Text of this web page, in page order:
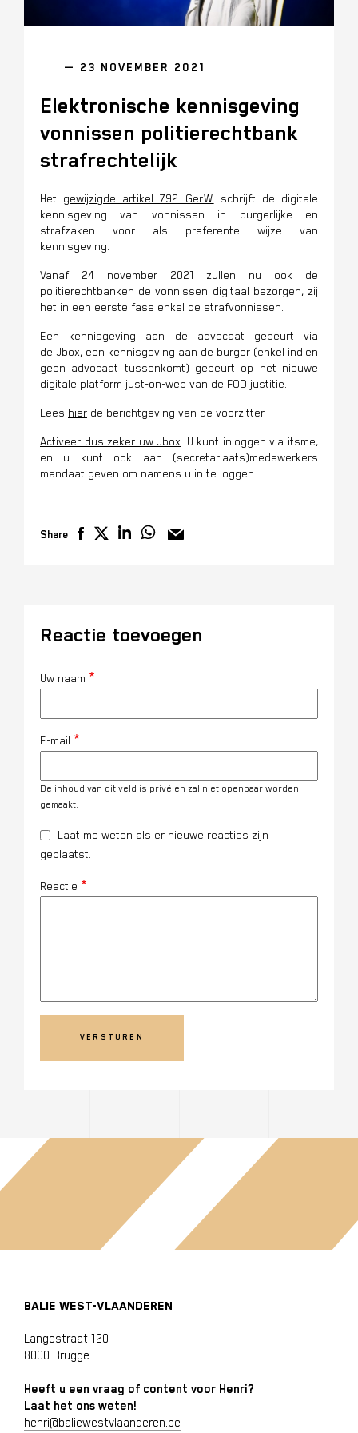
— 23 NOVEMBER 2021
Elektronische kennisgeving
vonnissen politierechtbank
strafrechtelijk
Het gewijzigde artikel 792 Ger.W. schrijft de digitale
kennisgeving van vonnissen in burgerlijke en
strafzaken voor als preferente wijze van
kennisgeving.
Vanaf 24 november 2021 zullen nu ook de
politierechtbanken de vonnissen digitaal bezorgen, zij
het in een eerste fase enkel de strafvonnissen.
Een kennisgeving aan de advocaat gebeurt via
de Jbox, een kennisgeving aan de burger (enkel indien
geen advocaat tussenkomt) gebeurt op het nieuwe
digitale platform just-on-web van de FOD justitie.
Lees hier de berichtgeving van de voorzitter.
Activeer dus zeker uw Jbox. U kunt inloggen via itsme,
en u kunt ook aan (secretariaats)medewerkers
mandaat geven om namens u in te loggen.
Share
Reactie toevoegen
Uw naam
E-mail
De inhoud van dit veld is privé en zal niet openbaar worden
gemaakt.
Laat me weten als er nieuwe reacties zijn
geplaatst.
Reactie
BALIE WEST-VLAANDEREN
Langestraat 120
8000 Brugge
Heeft u een vraag of content voor Henri?
Laat het ons weten!
henri@baliewestvlaanderen.be